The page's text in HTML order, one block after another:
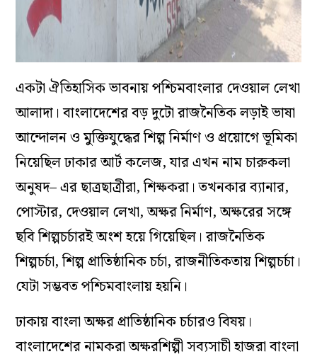
একটা ঐতিহাসিক ভাবনায় পশ্চিমবাংলার দেওয়াল লেখা
আলাদা। বাংলাদেশের বড় দুটো রাজনৈতিক লড়াই ভাষা
আন্দোলন ও মুক্তিযুদ্ধের শিল্প নির্মাণ ও প্রয়োগে ভূমিকা
নিয়েছিল ঢাকার আর্ট কলেজ, যার এখন নাম চারুকলা
অনুষদ– এর ছাত্রছাত্রীরা, শিক্ষকরা। তখনকার ব‌্যানার,
পোস্টার, দেওয়াল লেখা, অক্ষর নির্মাণ, অক্ষরের সঙ্গে
ছবি শিল্পচর্চারই অংশ হয়ে গিয়েছিল। রাজনৈতিক
শিল্পচর্চা, শিল্প প্রাতিষ্ঠানিক চর্চা, রাজনীতিকতায় শিল্পচর্চা।
যেটা সম্ভবত পশ্চিমবাংলায় হয়নি।
ঢাকায় বাংলা অক্ষর প্রাতিষ্ঠানিক চর্চারও বিষয়।
বাংলাদেশের নামকরা অক্ষরশিল্পী সব‌্যসাচী হাজরা বাংলা